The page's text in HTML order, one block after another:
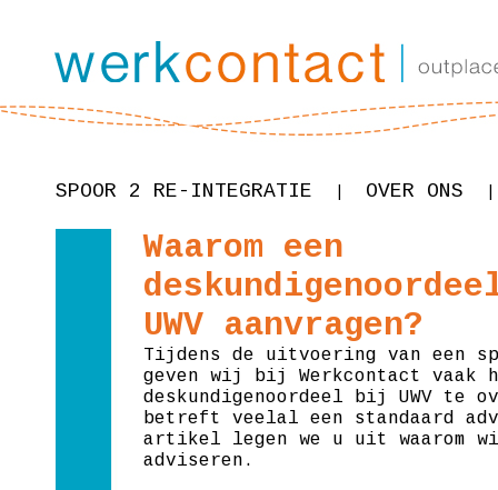
SPOOR 2 RE-INTEGRATIE OVER ONS
Waarom een
UWV aanvragen?
Tijdens de uitvoering van een
geven wij bij Werkcontact vaak
deskundigenoordeel bij UWV te
betreft veelal een standaard
artikel legen we u uit waarom
adviseren.